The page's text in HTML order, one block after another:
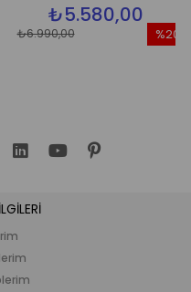
₺5.580,00
₺6.990,00
%20